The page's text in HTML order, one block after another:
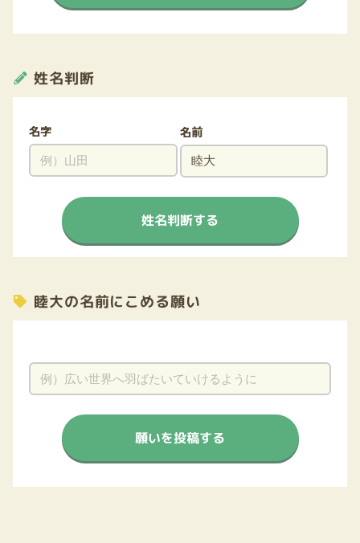
姓名判断
名字 名前
姓名判断する
睦大の名前にこめる願い
願いを投稿する